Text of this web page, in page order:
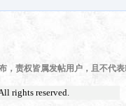
，责权皆属发帖用户，且不代
rights reserved.